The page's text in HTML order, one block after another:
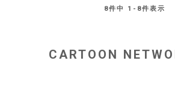
8件中 1 - 8件表示
CARTOON